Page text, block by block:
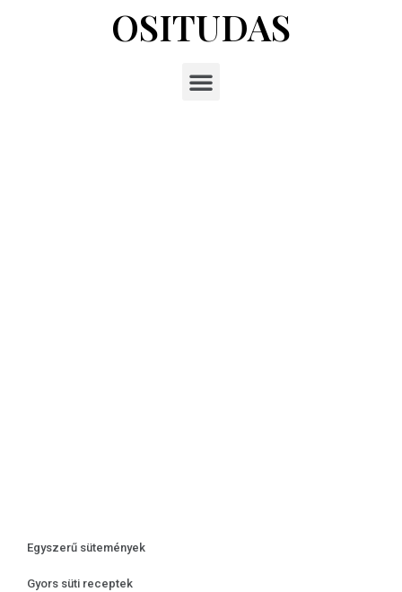
OSITUDAS
Egyszerű sütemények
Gyors süti receptek